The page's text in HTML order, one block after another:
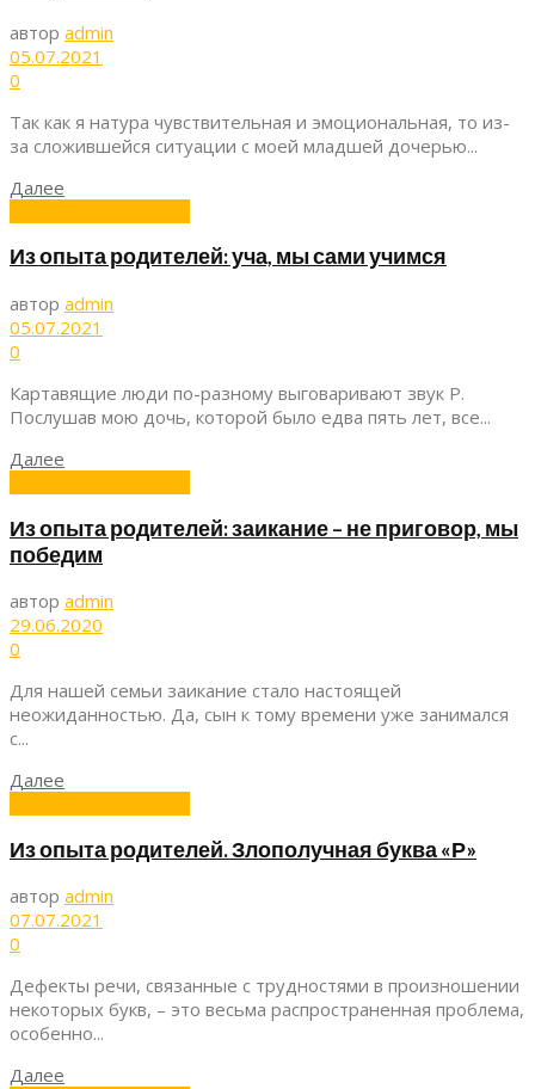
автор admin
05.07.2021
0
Так как я натура чувствительная и эмоциональная, то из-
за сложившейся ситуации с моей младшей дочерью...
Далее
Из опыта родителей: уча, мы сами учимся
автор admin
05.07.2021
0
Картавящие люди по-разному выговаривают звук Р.
Послушав мою дочь, которой было едва пять лет, все...
Далее
Из опыта родителей: заикание – не приговор, мы
победим
автор admin
29.06.2020
0
Для нашей семьи заикание стало настоящей
неожиданностью. Да, сын к тому времени уже занимался
с...
Далее
Из опыта родителей. Злополучная буква «Р»
автор admin
07.07.2021
0
Дефекты речи, связанные с трудностями в произношении
некоторых букв, – это весьма распространенная проблема,
особенно...
Далее